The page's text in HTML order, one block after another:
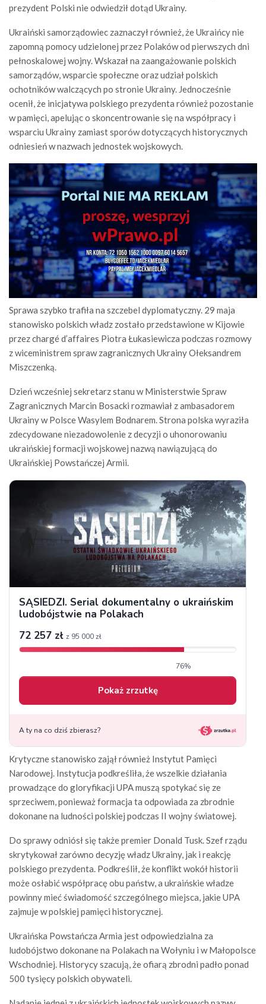
prezydent Polski nie odwiedził dotąd Ukrainy.
Ukraiński samorządowiec zaznaczył również, że Ukraińcy nie
zapomną pomocy udzielonej przez Polaków od pierwszych dni
pełnoskalowej wojny. Wskazał na zaangażowanie polskich
samorządów, wsparcie społeczne oraz udział polskich
ochotników walczących po stronie Ukrainy. Jednocześnie
ocenił, że inicjatywa polskiego prezydenta również pozostanie
w pamięci, apelując o skoncentrowanie się na współpracy i
wsparciu Ukrainy zamiast sporów dotyczących historycznych
odniesień w nazwach jednostek wojskowych.
Sprawa szybko trafiła na szczebel dyplomatyczny. 29 maja
stanowisko polskich władz zostało przedstawione w Kijowie
przez chargé d’affaires Piotra Łukasiewicza podczas rozmowy
z wiceministrem spraw zagranicznych Ukrainy Ołeksandrem
Miszczenką.
Dzień wcześniej sekretarz stanu w Ministerstwie Spraw
Zagranicznych Marcin Bosacki rozmawiał z ambasadorem
Ukrainy w Polsce Wasylem Bodnarem. Strona polska wyraziła
zdecydowane niezadowolenie z decyzji o uhonorowaniu
ukraińskiej formacji wojskowej nazwą nawiązującą do
Ukraińskiej Powstańczej Armii.
Krytyczne stanowisko zajął również Instytut Pamięci
Narodowej. Instytucja podkreśliła, że wszelkie działania
prowadzące do gloryfikacji UPA muszą spotykać się ze
sprzeciwem, ponieważ formacja ta odpowiada za zbrodnie
dokonane na ludności polskiej podczas II wojny światowej.
Do sprawy odniósł się także premier Donald Tusk. Szef rządu
skrytykował zarówno decyzję władz Ukrainy, jak i reakcję
polskiego prezydenta. Podkreślił, że konflikt wokół historii
może osłabić współpracę obu państw, a ukraińskie władze
powinny mieć świadomość szczególnego miejsca, jakie UPA
zajmuje w polskiej pamięci historycznej.
Ukraińska Powstańcza Armia jest odpowiedzialna za
ludobójstwo dokonane na Polakach na Wołyniu i w Małopolsce
Wschodniej. Historycy szacują, że ofiarą zbrodni padło ponad
500 tysięcy polskich obywateli.